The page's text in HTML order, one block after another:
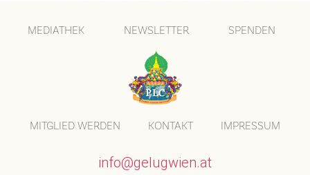
MEDIATHEK NEWSLETTER SPENDEN
MITGLIED WERDEN KONTAKT IMPRESSUM
info@gelugwien.at